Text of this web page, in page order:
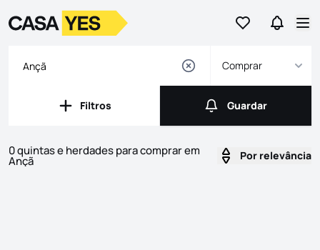
Ir para osIr para
LogoIr para a homepage
Comprar
Filtros
Filtros Guardar
Guardar
0 quintas e herdades para comprar em
Ançã Por relevância